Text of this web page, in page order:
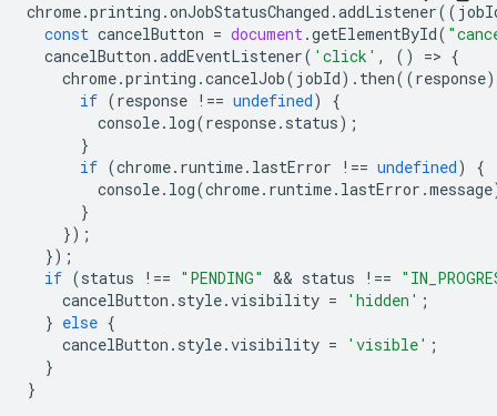
chrome.printing .onJobStatusChanged .addListener((
const cancelButton = document.getElementById(
cancelButton .addEventListener( 'click' , () => {
chrome.printing .cancelJob( jobId). then((response)
if (response !== undefined)
{
console. log(response. status);
}
if (chrome. runtime. lastError !== undefined)
{
console. log(chrome. runtime. lastError .message
}
});
});
if (status !== "PENDING" && status !==
cancelButton . style.visibility = 'hidden' ;
} else {
cancelButton . style.visibility = 'visible' ;
}
}